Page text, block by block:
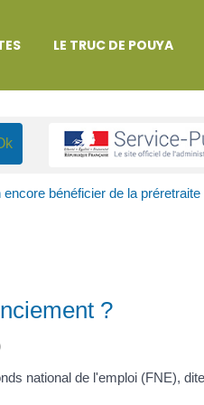
LE TRUC DE POUYA
encore bénéficier de la
?
national de l'emploi (FNE),